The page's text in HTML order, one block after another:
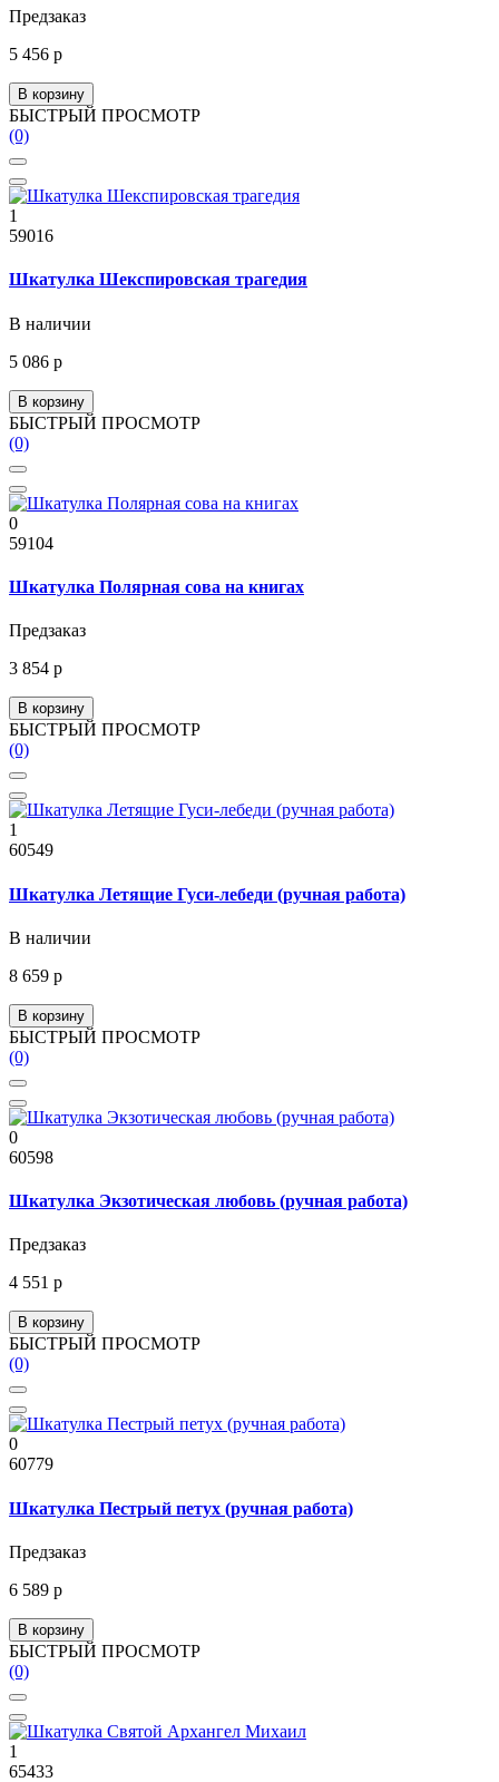
Предзаказ
5 456 р
В корзину
БЫСТРЫЙ ПРОСМОТР
(0)
1
59016
Шкатулка Шекспировская трагедия
В наличии
5 086 р
В корзину
БЫСТРЫЙ ПРОСМОТР
(0)
0
59104
Шкатулка Полярная сова на книгах
Предзаказ
3 854 р
В корзину
БЫСТРЫЙ ПРОСМОТР
(0)
1
60549
Шкатулка Летящие Гуси-лебеди (ручная работа)
В наличии
8 659 р
В корзину
БЫСТРЫЙ ПРОСМОТР
(0)
0
60598
Шкатулка Экзотическая любовь (ручная работа)
Предзаказ
4 551 р
В корзину
БЫСТРЫЙ ПРОСМОТР
(0)
0
60779
Шкатулка Пестрый петух (ручная работа)
Предзаказ
6 589 р
В корзину
БЫСТРЫЙ ПРОСМОТР
(0)
1
65433